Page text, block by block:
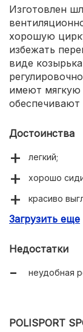
Изготовлен
хорошую
избежать
виде
имеют мягкую
обеспечивают
Достоинства
легкий;
хорошо
красиво
голова не
Загрузить еще
Недостатки
неудобная
POLISPORT